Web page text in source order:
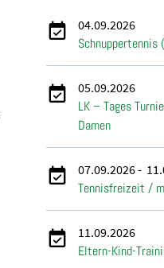
04.09.2026
Schnuppertennis
05.09.2026
LK – Tages
Damen
07.09.2026-
Tennisfreizeit /
11.09.2026
Eltern-Kind-